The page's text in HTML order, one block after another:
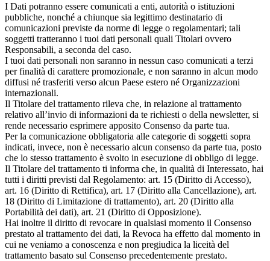
I Dati potranno essere comunicati a enti, autorità o istituzioni
pubbliche, nonché a chiunque sia legittimo destinatario di
comunicazioni previste da norme di legge o regolamentari; tali
soggetti tratteranno i tuoi dati personali quali Titolari ovvero
Responsabili, a seconda del caso.
I tuoi dati personali non saranno in nessun caso comunicati a terzi
per finalità di carattere promozionale, e non saranno in alcun modo
diffusi né trasferiti verso alcun Paese estero né Organizzazioni
internazionali.
Il Titolare del trattamento rileva che, in relazione al trattamento
relativo all’invio di informazioni da te richiesti o della newsletter, si
rende necessario esprimere apposito Consenso da parte tua.
Per la comunicazione obbligatoria alle categorie di soggetti sopra
indicati, invece, non è necessario alcun consenso da parte tua, posto
che lo stesso trattamento è svolto in esecuzione di obbligo di legge.
Il Titolare del trattamento ti informa che, in qualità di Interessato, hai
tutti i diritti previsti dal Regolamento: art. 15 (Diritto di Accesso),
art. 16 (Diritto di Rettifica), art. 17 (Diritto alla Cancellazione), art.
18 (Diritto di Limitazione di trattamento), art. 20 (Diritto alla
Portabilità dei dati), art. 21 (Diritto di Opposizione).
Hai inoltre il diritto di revocare in qualsiasi momento il Consenso
prestato al trattamento dei dati, la Revoca ha effetto dal momento in
cui ne veniamo a conoscenza e non pregiudica la liceità del
trattamento basato sul Consenso precedentemente prestato.